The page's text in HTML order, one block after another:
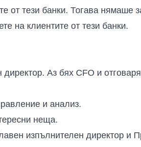
от тези банки. Тогава нямаше
на клиентите от тези банки.
Аз бях CFO и
и анализ.
неща.
изпълнителен директор и